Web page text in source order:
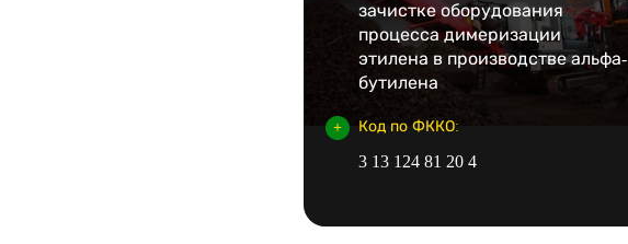
зачистке оборудования
процесса димеризации
этилена в производстве альфа-
бутилена
Код по ФККО:
3 13 124 81 20 4